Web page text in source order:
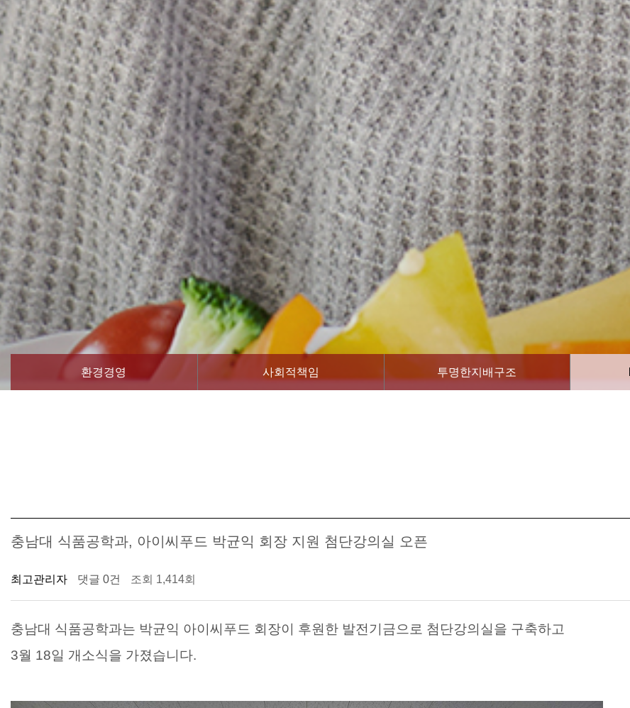
환경경영 사회적책임 투명한지배구조
충남대 식품공학과, 아이씨푸드 박균익 회장 지원 첨단강의실 오픈
최고관리자 댓글 0건 조회 1,414회
충남대 식품공학과는 박균익 아이씨푸드 회장이 후원한 발전기금으로 첨단강의실을 구축하고
3월 18일 개소식을 가졌습니다.